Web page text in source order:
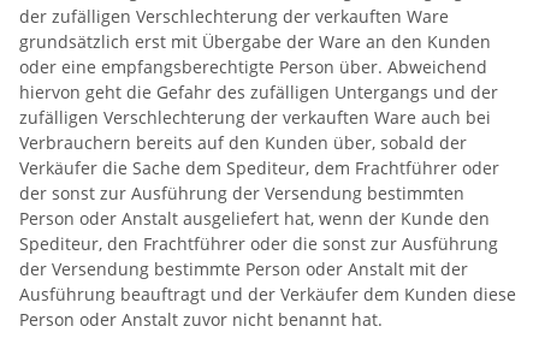
der zufälligen Verschlechterung der verkauften Ware
grundsätzlich erst mit Übergabe der Ware an den Kunden
oder eine empfangsberechtigte Person über. Abweichend
hiervon geht die Gefahr des zufälligen Untergangs und der
zufälligen Verschlechterung der verkauften Ware auch bei
Verbrauchern bereits auf den Kunden über, sobald der
Verkäufer die Sache dem Spediteur, dem Frachtführer oder
der sonst zur Ausführung der Versendung bestimmten
Person oder Anstalt ausgeliefert hat, wenn der Kunde den
Spediteur, den Frachtführer oder die sonst zur Ausführung
der Versendung bestimmte Person oder Anstalt mit der
Ausführung beauftragt und der Verkäufer dem Kunden diese
Person oder Anstalt zuvor nicht benannt hat.